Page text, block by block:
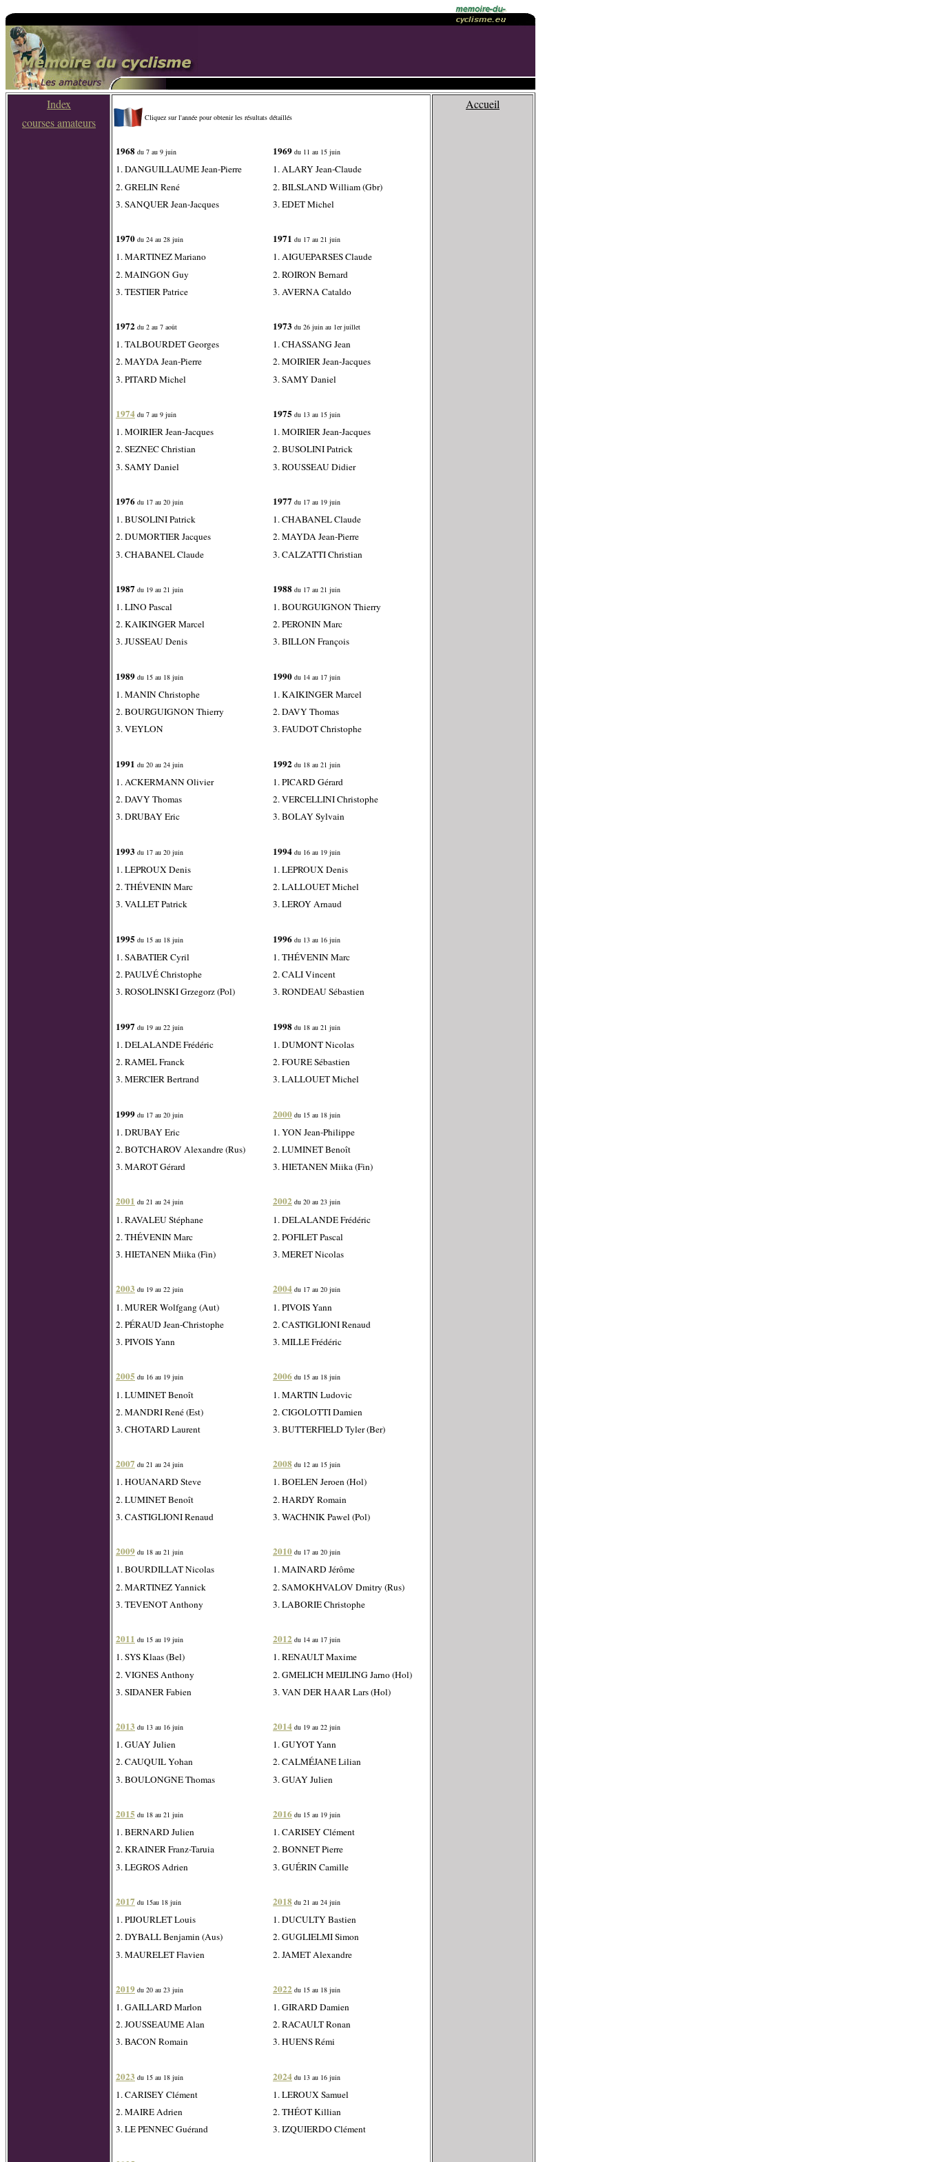
Index
courses amateurs
Cliquez sur l'année pour obtenir les résultats détaillés
1968 du 7 au 9 juin
1. DANGUILLAUME Jean-Pierre
2. GRELIN René
3. SANQUER Jean-Jacques
1970 du 24 au 28 juin
1. MARTINEZ Mariano
2. MAINGON Guy
3. TESTIER Patrice
1972 du 2 au 7 août
1. TALBOURDET Georges
2. MAYDA Jean-Pierre
3. PITARD Michel
1974 du 7 au 9 juin
1. MOIRIER Jean-Jacques
2. SEZNEC Christian
3. SAMY Daniel
1976 du 17 au 20 juin
1. BUSOLINI Patrick
2. DUMORTIER Jacques
3. CHABANEL Claude
1987 du 19 au 21 juin
1. LINO Pascal
2. KAIKINGER Marcel
3. JUSSEAU Denis
1989 du 15 au 18 juin
1. MANIN Christophe
2. BOURGUIGNON Thierry
3. VEYLON
1991 du 20 au 24 juin
1. ACKERMANN Olivier
2. DAVY Thomas
3. DRUBAY Eric
1993 du 17 au 20 juin
1. LEPROUX Denis
2. THÉVENIN Marc
3. VALLET Patrick
1995 du 15 au 18 juin
1. SABATIER Cyril
2. PAULVÉ Christophe
3. ROSOLINSKI Grzegorz (Pol)
1997 du 19 au 22 juin
1. DELALANDE Frédéric
2. RAMEL Franck
3. MERCIER Bertrand
1999 du 17 au 20 juin
1. DRUBAY Eric
2. BOTCHAROV Alexandre (Rus)
3. MAROT Gérard
2001 du 21 au 24 juin
1. RAVALEU Stéphane
2. THÉVENIN Marc
3. HIETANEN Miika (Fin)
2003 du 19 au 22 juin
1. MURER Wolfgang (Aut)
2. PÉRAUD Jean-Christophe
3. PIVOIS Yann
2005 du 16 au 19 juin
1. LUMINET Benoît
2. MANDRI René (Est)
3. CHOTARD Laurent
2007 du 21 au 24 juin
1. HOUANARD Steve
2. LUMINET Benoît
3. CASTIGLIONI Renaud
2009 du 18 au 21 juin
1. BOURDILLAT Nicolas
2. MARTINEZ Yannick
3. TEVENOT Anthony
2011 du 15 au 19 juin
1. SYS Klaas (Bel)
2. VIGNES Anthony
3. SIDANER Fabien
2013 du 13 au 16 juin
1. GUAY Julien
2. CAUQUIL Yohan
3. BOULONGNE Thomas
2015 du 18 au 21 juin
1. BERNARD Julien
2. KRAINER Franz-Taruia
3. LEGROS Adrien
2017 du 15au 18 juin
1. PIJOURLET Louis
2. DYBALL Benjamin (Aus)
3. MAURELET Flavien
2019 du 20 au 23 juin
1. GAILLARD Marlon
2. JOUSSEAUME Alan
3. BACON Romain
2023 du 15 au 18 juin
1. CARISEY Clément
2. MAIRE Adrien
3. LE PENNEC Guérand
1969 du 11 au 15 juin
1. ALARY Jean-Claude
2. BILSLAND William (Gbr)
3. EDET Michel
1971 du 17 au 21 juin
1. AIGUEPARSES Claude
2. ROIRON Bernard
3. AVERNA Cataldo
1973 du 26 juin au 1er juillet
1. CHASSANG Jean
2. MOIRIER Jean-Jacques
3. SAMY Daniel
1975 du 13 au 15 juin
1. MOIRIER Jean-Jacques
2. BUSOLINI Patrick
3. ROUSSEAU Didier
1977 du 17 au 19 juin
1. CHABANEL Claude
2. MAYDA Jean-Pierre
3. CALZATTI Christian
1988 du 17 au 21 juin
1. BOURGUIGNON Thierry
2. PERONIN Marc
3. BILLON François
1990 du 14 au 17 juin
1. KAIKINGER Marcel
2. DAVY Thomas
3. FAUDOT Christophe
1992 du 18 au 21 juin
1. PICARD Gérard
2. VERCELLINI Christophe
3. BOLAY Sylvain
1994 du 16 au 19 juin
1. LEPROUX Denis
2. LALLOUET Michel
3. LEROY Arnaud
1996 du 13 au 16 juin
1. THÉVENIN Marc
2. CALI Vincent
3. RONDEAU Sébastien
1998 du 18 au 21 juin
1. DUMONT Nicolas
2. FOURE Sébastien
3. LALLOUET Michel
2000 du 15 au 18 juin
1. YON Jean-Philippe
2. LUMINET Benoît
3. HIETANEN Miika (Fin)
2002 du 20 au 23 juin
1. DELALANDE Frédéric
2. POFILET Pascal
3. MERET Nicolas
2004 du 17 au 20 juin
1. PIVOIS Yann
2. CASTIGLIONI Renaud
3. MILLE Frédéric
2006 du 15 au 18 juin
1. MARTIN Ludovic
2. CIGOLOTTI Damien
3. BUTTERFIELD Tyler (Ber)
2008 du 12 au 15 juin
1. BOELEN Jeroen (Hol)
2. HARDY Romain
3. WACHNIK Pawel (Pol)
2010 du 17 au 20 juin
1. MAINARD Jérôme
2. SAMOKHVALOV Dmitry (Rus)
3. LABORIE Christophe
2012 du 14 au 17 juin
1. RENAULT Maxime
2. GMELICH MEIJLING Jarno (Hol)
3. VAN DER HAAR Lars (Hol)
2014 du 19 au 22 juin
1. GUYOT Yann
2. CALMÉJANE Lilian
3. GUAY Julien
2016 du 15 au 19 juin
1. CARISEY Clément
2. BONNET Pierre
3. GUÉRIN Camille
2018 du 21 au 24 juin
1. DUCULTY Bastien
2. GUGLIELMI Simon
2. JAMET Alexandre
2022 du 15 au 18 juin
1. GIRARD Damien
2. RACAULT Ronan
3. HUENS Rémi
2024 du 13 au 16 juin
1. LEROUX Samuel
2. THÉOT Killian
3. IZQUIERDO Clément
Accueil